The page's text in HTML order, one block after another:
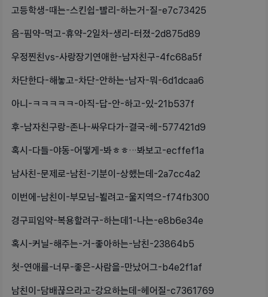
고등학생-때는-스킨쉽-빨리-하는거-질-e7c73425
음-핌약-먹고-휴약-2일차-생리-터졌-2d875d89
우정찐친vs-사랑장기연애한-남자친구-4fc68a5f
차단한다-해놓고-차단-안하는-남자-뭐-6d1dcaa6
아니-ㅋㅋㅋㅋㅋ-아직-답-안-하고-있-21b537f
후-남자친구랑-존나-싸우다가-결국-헤-577421d9
혹시-다들-야동-어떻게-봐ㅎㅎ…봐보고-ecffef1a
남사친-문제로-남친-기분이-상했는데-2a7cc4a2
이번에-남친이-부모님-뵐려고-울지역으-f74fb300
경구피임약-복용할려구-하는데1-나는-e8b6e34e
혹시-커닐-해주는-거-좋아하는-남친-23864b5
첫-연애를-너무-좋은-사람을-만났어그-b4e2f1af
남친이-담배끊으라고-강요하는데-헤어질-c7361769